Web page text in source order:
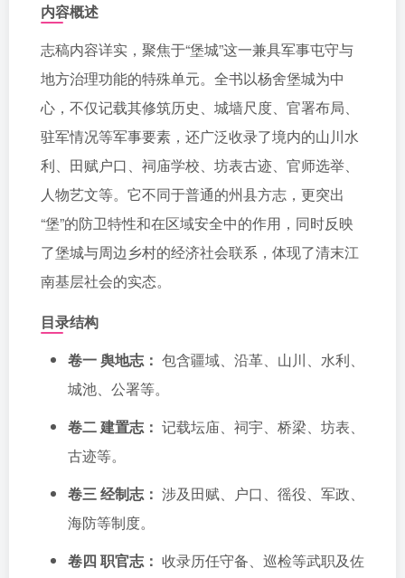
内容概述
志稿内容详实，聚焦于“堡城”这一兼具军事屯守与
地方治理功能的特殊单元。全书以杨舍堡城为中
心，不仅记载其修筑历史、城墙尺度、官署布局、
驻军情况等军事要素，还广泛收录了境内的山川水
利、田赋户口、祠庙学校、坊表古迹、官师选举、
人物艺文等。它不同于普通的州县方志，更突出
“堡”的防卫特性和在区域安全中的作用，同时反映
了堡城与周边乡村的经济社会联系，体现了清末江
南基层社会的实态。
目录结构
卷一 舆地志： 包含疆域、沿革、山川、水利、
城池、公署等。
卷二 建置志： 记载坛庙、祠宇、桥梁、坊表、
古迹等。
卷三 经制志： 涉及田赋、户口、徭役、军政、
海防等制度。
卷四 职官志： 收录历任守备、巡检等武职及佐